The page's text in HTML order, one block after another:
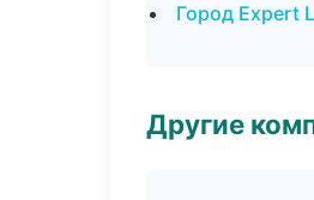
Город Expert
Другие